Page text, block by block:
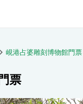
峴港占婆雕刻博物館門票
票